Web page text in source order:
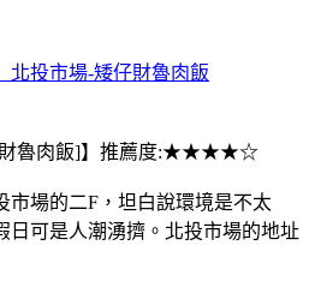
北投市場-矮仔財魯肉飯
財魯肉飯]】推薦度:★★★★☆
市場的二F，坦白說環境是不太
日可是人潮湧擠。北投市場的地址